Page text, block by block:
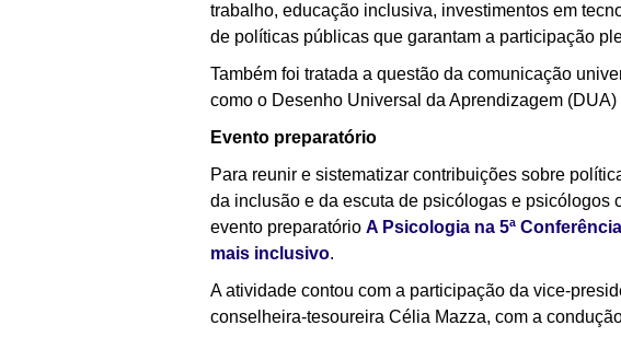
trabalho, educação inclusiva, investimentos em
de políticas públicas que garantam a participação
Também foi tratada a questão da comunicação
como o Desenho Universal da Aprendizagem
Evento preparatório
Para reunir e sistematizar contribuições sobre
da inclusão e da escuta de psicólogas e
evento preparatório A Psicologia na 5ª
mais inclusivo.
A atividade contou com a participação da vice-
conselheira-tesoureira Célia Mazza, com a